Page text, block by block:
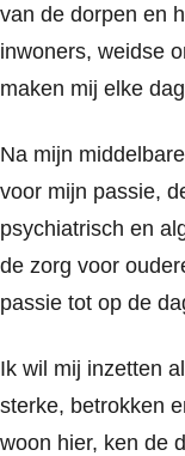
van de dorpen en
inwoners, weidse
maken mij elke
Na mijn
voor mijn passie,
psychiatrisch en
de zorg voor
passie tot op de
Ik wil mij inzetten
sterke, betrokken
woon hier, ken de